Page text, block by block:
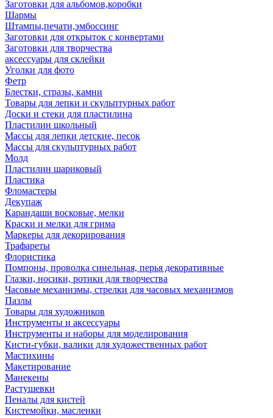
Заготовки для альбомов,коробки
Шармы
Штампы,печати,эмбоссинг
Заготовки для открыток с конвертами
Заготовки для творчества
аксессуары для склейки
Уголки для фото
Фетр
Блестки, стразы, камни
Товары для лепки и скульптурных работ
Доски и стеки для пластилина
Пластилин школьный
Массы для лепки детские, песок
Массы для скульптурных работ
Молд
Пластилин шариковый
Пластика
Фломастеры
Декупаж
Карандаши восковые, мелки
Краски и мелки для грима
Маркеры для декорирования
Трафареты
Флористика
Помпоны, проволка синельная, перья декоративные
Глазки, носики, ротики для творчества
Часовые механизмы, стрелки для часовых механизмов
Пазлы
Товары для художников
Инструменты и аксессуары
Инструменты и наборы для моделирования
Кисти-губки, валики для художественных работ
Мастихины
Макетирование
Манекены
Растушевки
Пеналы для кистей
Кистемойки, масленки